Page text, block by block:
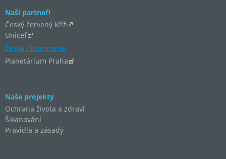
Naši partneři
Český červený kříž
Unicef
Česká filharmonie
Planetárium Praha
Naše projekty
Ochrana života a zdraví
Šikanování
Pravidla a zásady